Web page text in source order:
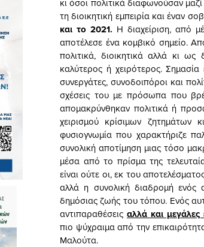
τη διοικητική εμπειρία και έναν
και το 2021. Η διαχείριση, από
αποτέλεσε ένα κομβικό σημείο.
πολιτικά, διοικητικά αλλά κι
καλύτερος ή χειρότερος.
συνεργάτες, συνοδοιπόροι και
σχέσεις του με πρόσωπα που
απομακρύνθηκαν πολιτικά ή
χειρισμού κρίσιμων ζητημάτων
φυσιογνωμία που χαρακτήριζε
συνολική αποτίμηση μιας τόσο
μέσα από το πρίσμα της
είναι ούτε οι, εκ του
αλλά η συνολική διαδρομή ενός
δημόσιας ζωής του τόπου. Ενός
αντιπαραθέσεις αλλά και
πιο ψύχραιμα από την
Μαλούτα.